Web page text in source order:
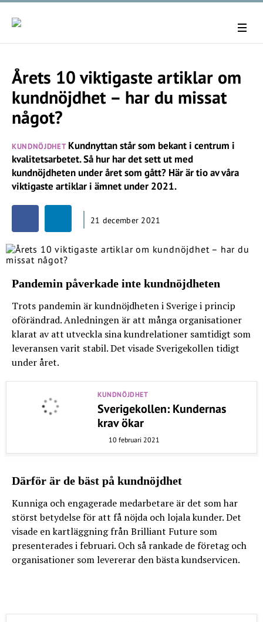
Årets 10 viktigaste artiklar om
kundnöjdhet – har du missat
något?
KUNDNÖJDHETKundnyttan står som bekant i centrum i
kvalitetsarbetet. Så hur har det sett ut med
kundnöjdheten under året som gått? Här är tio av våra
viktigaste artiklar i ämnet under 2021.
21 december 2021
Pandemin påverkade inte kundnöjdheten
Trots pandemin är kundnöjdheten i Sverige i princip
oförändrad. Anledningen är att många organisationer
klarat av att utveckla sina kundrelationer samtidigt som
leveransen varit stabil. Det visade Sverigekollen tidigt
under året.
KUNDNÖJDHET
Sverigekollen: Kundernas
krav ökar
10 februari 2021
Därför är de bäst på kundnöjdhet
Kunniga och engagerade medarbetare är det som har
störst betydelse för att få nöjda och lojala kunder. Det
visade en kartläggning från Brilliant Future som
presenterades i februari. Och så rankade de företag och
organisationer som levererar den bästa kundservicen.